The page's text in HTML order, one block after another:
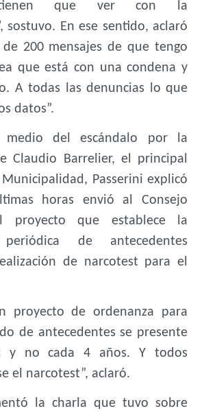
tienen que ver con la
sostuvo. En ese sentido, aclaró
de 200 mensajes de que tengo
que está con una condena y
A todas las denuncias lo que
datos”.
medio del escándalo por la
Claudio Barrelier, el principal
Passerini explicó
horas envió al Consejo
proyecto que establece la
periódica de antecedentes
de narcotest para el
proyecto de ordenanza para
de antecedentes se presente
y no cada 4 años. Y todos
el narcotest”, aclaró.
la charla que tuvo sobre